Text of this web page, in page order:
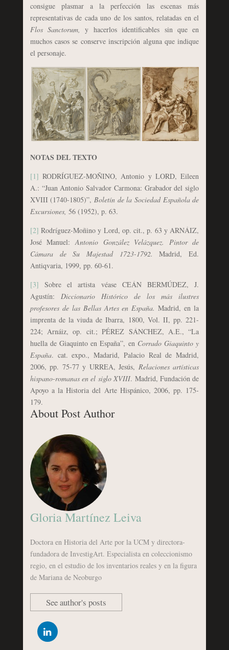
consigue plasmar a la perfección las escenas más
representativas de cada uno de los santos, relatadas en el
Flos Sanctorum,
y hacerlos identificables sin que en
muchos casos se conserve inscripción alguna que indique
el personaje.
NOTAS DEL TEXTO
[1] RODRÍGUEZ-MOÑINO, Antonio y LORD, Eileen
A.: “Juan Antonio Salvador Carmona: Grabador del siglo
XVIII (1740-1805)”, Boletín de la Sociedad Española de
Excursiones, 56 (1952), p. 63.
[2] Rodríguez-Moñino y Lord, op. cit., p. 63 y ARNÁIZ,
José Manuel: Antonio González Velázquez. Pintor de
Cámara de Su Majestad 1723-1792.Madrid, Ed.
Antiqvaria, 1999, pp. 60-61.
[3] Sobre el artista véase CEÁN BERMÚDEZ, J.
Agustín: Diccionario Histórico de los más ilustres
profesores de las Bellas Artes en España.Madrid, en la
imprenta de la viuda de Ibarra, 1800, Vol. II, pp. 221-
224; Arnáiz, op. cit.; PÉREZ SÁNCHEZ, A.E., “La
huella de Giaquinto en España”, en Corrado Giaquinto y
España. cat. expo., Madarid, Palacio Real de Madrid,
2006, pp. 75-77 y URREA, Jesús, Relaciones artísticas
hispano-romanas en el siglo XVIII. Madrid, Fundación de
Apoyo a la Historia del Arte Hispánico, 2006, pp. 175-
179.
About Post Author
Gloria Martínez Leiva
Doctora en Historia del Arte por la UCM y directora-
fundadora de InvestigArt. Especialista en coleccionismo
regio, en el estudio de los inventarios reales y en la figura
de Mariana de Neoburgo
See author's posts